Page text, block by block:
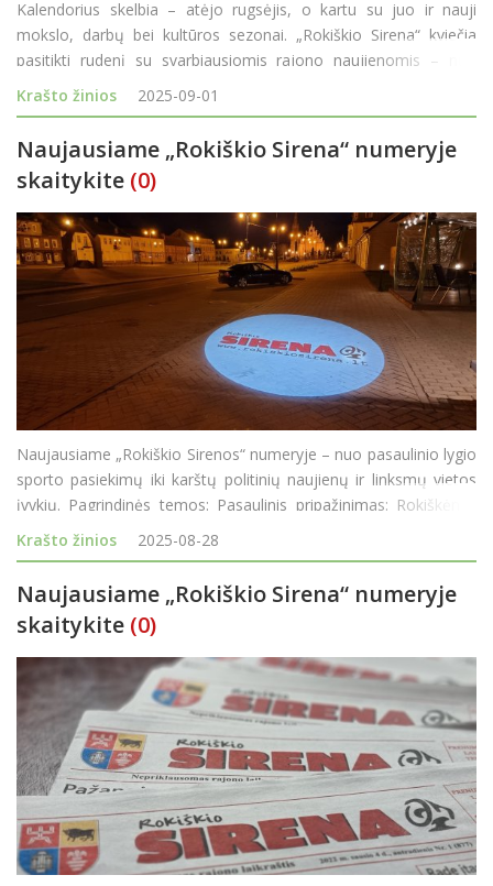
Kalendorius skelbia – atėjo rugsėjis, o kartu su juo ir nauji
mokslo, darbų bei kultūros sezonai. „Rokiškio Sirena“ kviečia
pasitikti rudenį su svarbiausiomis rajono naujienomis – nuo
pirmokų šypsenų iki ūkininkų iššūkių, nuo kultūrinių premjerų ik
Krašto žinios 2025-09-01
Naujausiame „Rokiškio Sirena“ numeryje
skaitykite (0)
Naujausiame „Rokiškio Sirenos“ numeryje – nuo pasaulinio lygio
sporto pasiekimų iki karštų politinių naujienų ir linksmų vietos
įvykių. Pagrindinės temos: Pasaulinis pripažinimas: Rokiškėnas
Domas Vilkevičius iš Kosta Rikos grįžta su pasaulio jėgos t
Krašto žinios 2025-08-28
Naujausiame „Rokiškio Sirena“ numeryje
skaitykite (0)